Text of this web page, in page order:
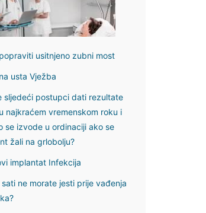
usitnjeno zubni most
usta Vježba
sljedeći postupci dati rezultate
najkraćem vremenskom roku i
se izvode u ordinaciji ako se
žali na grlobolju?
implantat Infekcija
sati ne morate jesti prije vađenja